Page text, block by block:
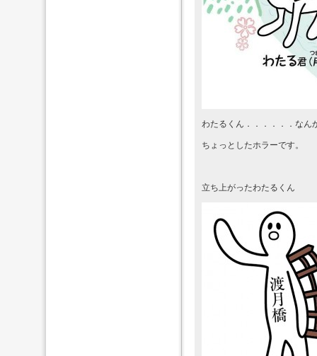
わたるくん．．．．．．なん
ちょっとしたホラーです。
立ち上がったわたるくん